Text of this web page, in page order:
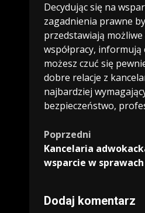
Decydując się na
zagadnienia prawne
przedstawiają
współpracy,
możesz czuć się
dobre relacje z
najbardziej
bezpieczeństwo,
Zobacz
wpisy
Poprzedni
Kancelaria
wsparcie w
Dodaj komentarz